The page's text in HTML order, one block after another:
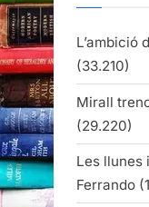
L’ambició
(33.210)
Mirall
(29.220)
Les llunes
Ferrando